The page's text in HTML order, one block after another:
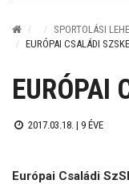
SPORTOLÁSI
EURÓPAI CSALÁDI SZSKE
EURÓPAI
2017.03.18. | 9 ÉVE
Európai Családi